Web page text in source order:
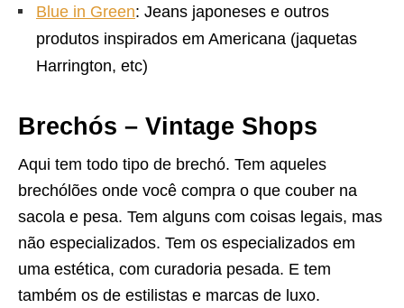
Blue in Green: Jeans japoneses e outros
produtos inspirados em Americana (jaquetas
Harrington, etc)
Brechós – Vintage Shops
Aqui tem todo tipo de brechó. Tem aqueles
brechólões onde você compra o que couber na
sacola e pesa. Tem alguns com coisas legais, mas
não especializados. Tem os especializados em
uma estética, com curadoria pesada. E tem
também os de estilistas e marcas de luxo.